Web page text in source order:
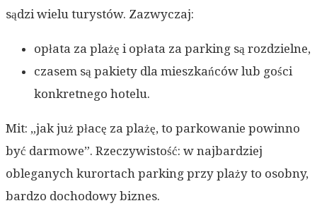
sądzi wielu turystów. Zazwyczaj:
opłata za plażę i opłata za parking są rozdzielne,
czasem są pakiety dla mieszkańców lub gości
konkretnego hotelu.
Mit: „jak już płacę za plażę, to parkowanie powinno
być darmowe”. Rzeczywistość: w najbardziej
obleganych kurortach parking przy plaży to osobny,
bardzo dochodowy biznes.